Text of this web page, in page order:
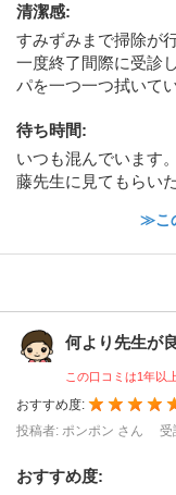
清潔感:
すみずみまで掃除が
一度終了間際に受診
パを一つ一つ拭いて
待ち時間:
いつも混んでいます
藤先生に見てもらい
≫こ
何より先生が
この口コミは1年以
おすすめ度:
投稿者: ポンポン さん
受
おすすめ度: